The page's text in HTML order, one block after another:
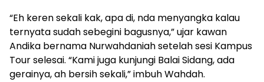
“Eh keren sekali kak, apa di, nda menyangka kalau
ternyata sudah sebegini bagusnya,” ujar kawan
Andika bernama Nurwahdaniah setelah sesi Kampus
Tour selesai. “Kami juga kunjungi Balai Sidang, ada
gerainya, ah bersih sekali,” imbuh Wahdah.